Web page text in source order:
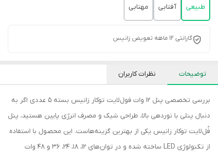
طبیعی آفتابی مهتابی
گارانتی 12 ماهه تعویض زانیس
توضیحات نظرات کاربران
بررسی تخصصی پنل 12 وات فول‌لایت توکار زانیس بسته 5 عددی اگر به
دنبال پنلی با نوردهی بالا، طراحی شیک و مصرف انرژی پایین هستید، پنل
فُل‌لایت توکار زانیس یکی از بهترین گزینه‌هاست. این محصول با استفاده
از تکنولوژی LED ساخته شده و در توان‌های ۱۲، ۱۸، ۲۴، ۳۶ و ۴۸ وات